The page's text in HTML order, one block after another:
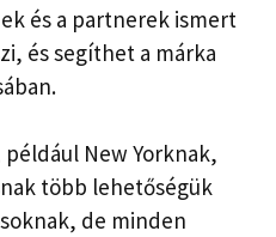
és a partnerek ismert
és segíthet a márka
New Yorknak,
több lehetőségük
de minden